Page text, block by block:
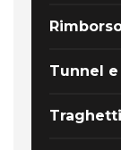
Tunnel
Traghetti